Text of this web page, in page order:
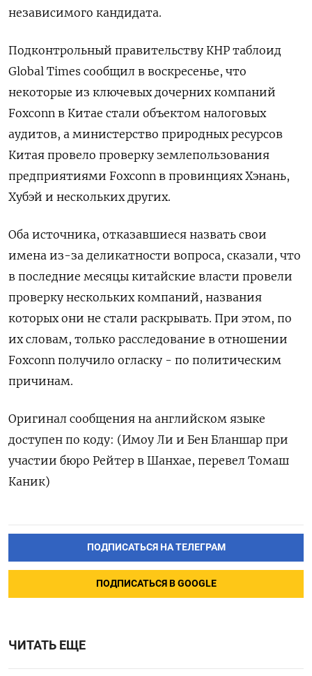
независимого кандидата.
Подконтрольный правительству КНР таблоид
Global Times сообщил в воскресенье, что
некоторые из ключевых дочерних компаний
Foxconn в Китае стали объектом налоговых
аудитов, а министерство природных ресурсов
Китая провело проверку землепользования
предприятиями Foxconn в провинциях Хэнань,
Хубэй и нескольких других.
Оба источника, отказавшиеся назвать свои
имена из-за деликатности вопроса, сказали, что
в последние месяцы китайские власти провели
проверку нескольких компаний, названия
которых они не стали раскрывать. При этом, по
их словам, только расследование в отношении
Foxconn получило огласку - по политическим
причинам.
Оригинал сообщения на английском языке
доступен по коду: (Имоу Ли и Бен Бланшар при
участии бюро Рейтер в Шанхае, перевел Томаш
Каник)
ПОДПИСАТЬСЯ НА ТЕЛЕГРАМ
ПОДПИСАТЬСЯ В GOOGLE
ЧИТАТЬ ЕЩЕ